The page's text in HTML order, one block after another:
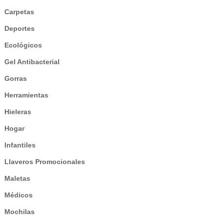
Carpetas
Deportes
Ecológicos
Gel Antibacterial
Gorras
Herramientas
Hieleras
Hogar
Infantiles
Llaveros Promocionales
Maletas
Médicos
Mochilas